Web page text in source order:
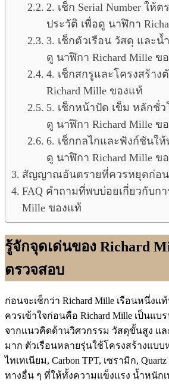
2. เช็ก Serial Number ให้
ประวัติ เพื่อดู นาฬิกา
3. เช็กตัวเรือน วัสดุ และ
ดู นาฬิกา Richard Mille ข
4. เช็กสกรูและโครงสร้าง
Richard Mille ของแท้
5. เช็กหน้าปัด เข็ม หลักชั่
ดู นาฬิกา Richard Mille ข
6. เช็กกลไกและฟังก์ชันใ
ดู นาฬิกา Richard Mille ข
สัญญาณอันตรายที่ควรหยุดก่อน
FAQ คำถามที่พบบ่อยเกี่ยวกับกา
Mille ของแท้
รู้จักจุดเด่นของ Richard
ตรวจสอบ
ก่อนจะเช็กว่า Richard Mille เรือนหนึ่ง
ควรเข้าใจก่อนคือ Richard Mille เป็นแ
จากแนวคิดด้านวิศวกรรม วัสดุขั้นสูง แ
มาก ตัวเรือนหลายรุ่นใช้โครงสร้างแบบ
ไทเทเนียม, Carbon TPT, เซรามิก,
ทางอื่น ๆ ที่ให้ทั้งความแข็งแรง น้ำหนัก